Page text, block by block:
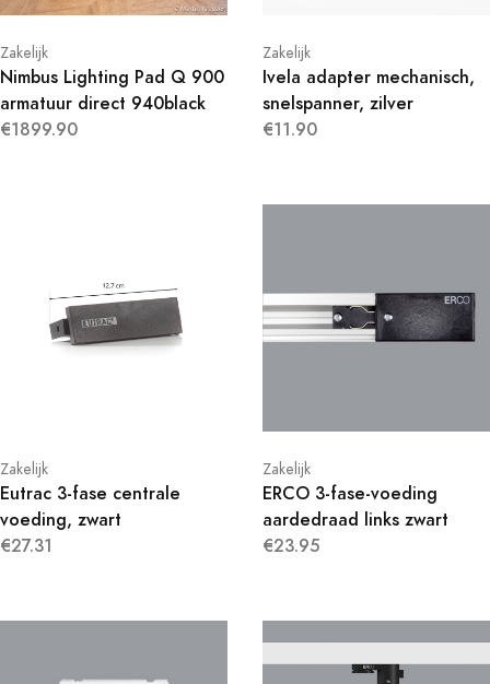
Zakelijk
Nimbus Lighting Pad Q 900
armatuur direct 940black
€1899.90
Zakelijk
Ivela adapter mechanisch,
snelspanner, zilver
€11.90
Zakelijk
Eutrac 3-fase centrale
voeding, zwart
€27.31
Zakelijk
ERCO 3-fase-voeding
aardedraad links zwart
€23.95